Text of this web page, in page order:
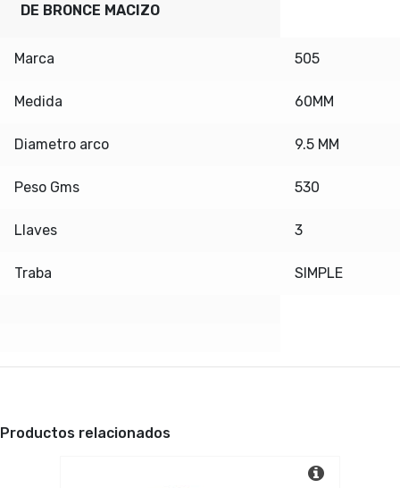
DE BRONCE MACIZO
Marca 505
Medida 60MM
Diametro arco 9.5 MM
Peso Gms 530
Llaves 3
Traba SIMPLE
Productos relacionados